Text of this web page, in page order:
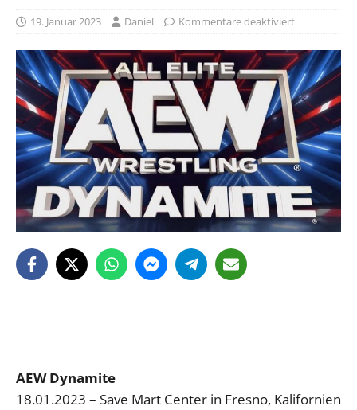
19. Januar 2023 Daniel Kommentare deaktiviert
AEW Dynamite
18.01.2023 – Save Mart Center in Fresno, Kalifornien